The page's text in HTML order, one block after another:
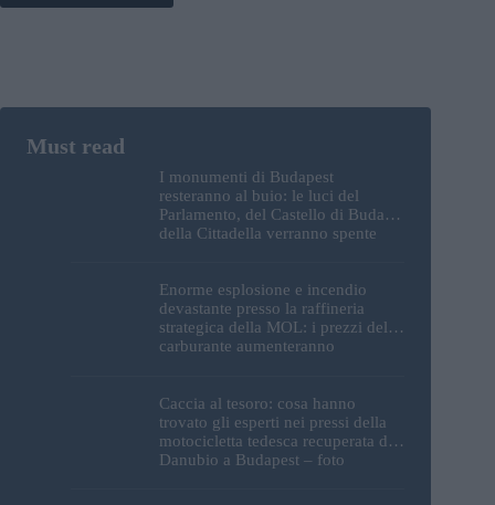
I monumenti di Budapest
resteranno al buio: le luci del
Parlamento, del Castello di Buda e
della Cittadella verranno spente
Enorme esplosione e incendio
devastante presso la raffineria
strategica della MOL: i prezzi del
carburante aumenteranno
Caccia al tesoro: cosa hanno
trovato gli esperti nei pressi della
motocicletta tedesca recuperata dal
Danubio a Budapest – foto